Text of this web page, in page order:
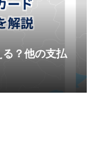
？他の支払